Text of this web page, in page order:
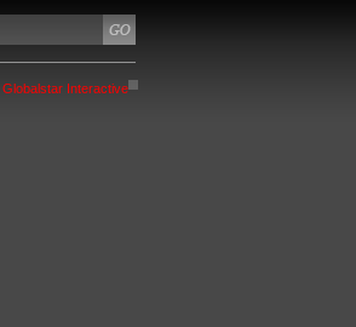
Globalstar Interactive